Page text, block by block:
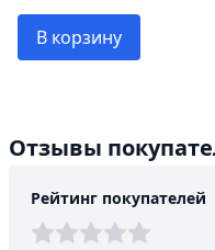
В корзину
Отзывы
Рейтинг покупателей